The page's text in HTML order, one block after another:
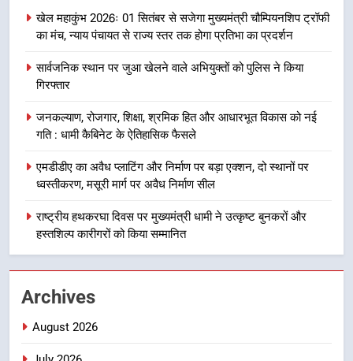
भर्ती
उत्तराखण्ड
दिल्ली-देहरादून आर्थिक कॉरिडोर से जुड़ी
का डीएम ने किया निरीक्षण; समयबद्ध एवं
गुणवत्तापूर्ण निर्माण सुनिश्चित करने के
नहींः डीएम
उत्तराखण्ड
खेल महाकुंभ 2026ः 01 सितंबर से सजेगा
न्याय पंचायत से राज्य स्तर तक होगा
प्रतिभा का प्रदर्शन
उत्तराखण्ड
खेल महाकुंभ 2026ः 01 सितंबर से सजेगा मुख्यमंत्री चौम्पियनशिप ट्रॉफी
का मंच, न्याय पंचायत से राज्य स्तर तक होगा प्रतिभा का प्रदर्शन
सार्वजनिक स्थान पर जुआ खेलने वाले अभियुक्तों को पुलिस ने किया
गिरफ्तार
जनकल्याण, रोजगार, शिक्षा, श्रमिक हित और आधारभूत विकास को नई
गति : धामी कैबिनेट के ऐतिहासिक फैसले
एमडीडीए का अवैध प्लाटिंग और निर्माण पर बड़ा एक्शन, दो स्थानों पर
ध्वस्तीकरण, मसूरी मार्ग पर अवैध निर्माण सील
राष्ट्रीय हथकरघा दिवस पर मुख्यमंत्री धामी ने उत्कृष्ट बुनकरों और
हस्तशिल्प कारीगरों को किया सम्मानित
Archives
August 2026